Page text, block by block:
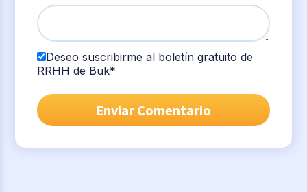
Deseo suscribirme al boletín gratuito de
RRHH de Buk*